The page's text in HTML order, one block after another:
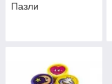
Пазли